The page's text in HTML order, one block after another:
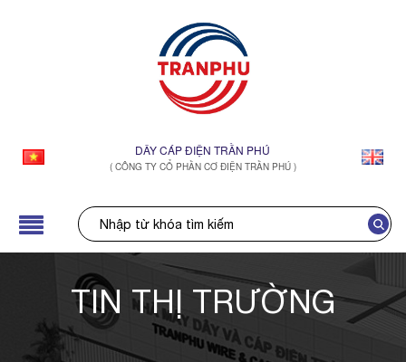
DÂY CÁP ĐIỆN TRẦN PHÚ
( CÔNG TY CỔ PHẦN CƠ ĐIỆN TRẦN PHÚ )
TIN THỊ TRƯỜNG